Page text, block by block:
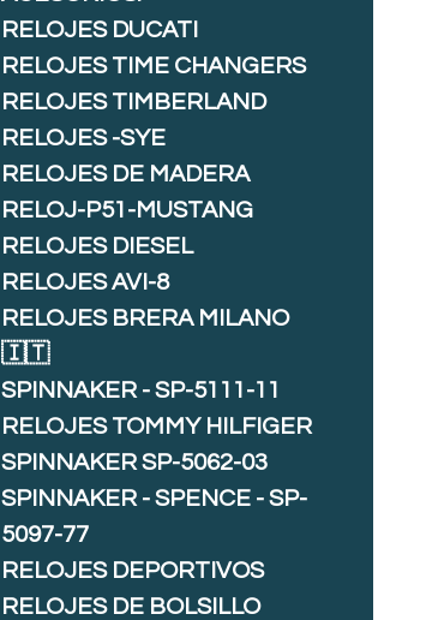
RELOJES DUCATI
RELOJES TIME CHANGERS
RELOJES TIMBERLAND
RELOJES -SYE
RELOJES DE MADERA
RELOJ-P51-MUSTANG
RELOJES DIESEL
RELOJES AVI-8
RELOJES BRERA MILANO
🇮🇹
SPINNAKER - SP-5111-11
RELOJES TOMMY HILFIGER
SPINNAKER SP-5062-03
SPINNAKER - SPENCE - SP-
5097-77
RELOJES DEPORTIVOS
RELOJES DE BOLSILLO